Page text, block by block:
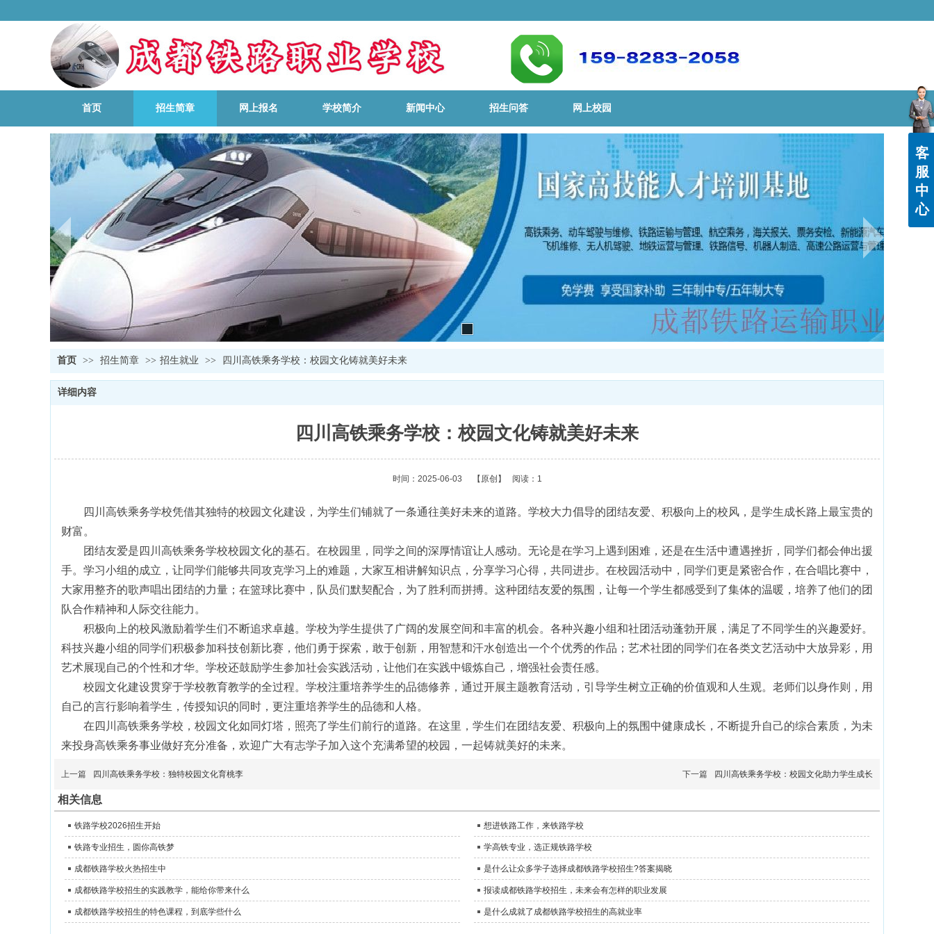
首页 招生简章 网上报名 学校简介 新闻中心 招生问答 网上校园
首页 >> 招生简章 >> 招生就业 >> 四川高铁乘务学校：校园文化铸就美好未来
详细内容
四川高铁乘务学校：校园文化铸就美好未来
时间：2025-06-03 【原创】 阅读：1
四川高铁乘务学校凭借其独特的校园文化建设，为学生们铺就了一条通往美好未来的道路。学校大力倡导的团结友爱、积极向上的校风，是学生成长路上最宝贵的
财富。
团结友爱是四川高铁乘务学校校园文化的基石。在校园里，同学之间的深厚情谊让人感动。无论是在学习上遇到困难，还是在生活中遭遇挫折，同学们都会伸出援
手。学习小组的成立，让同学们能够共同攻克学习上的难题，大家互相讲解知识点，分享学习心得，共同进步。在校园活动中，同学们更是紧密合作，在合唱比赛中，
大家用整齐的歌声唱出团结的力量；在篮球比赛中，队员们默契配合，为了胜利而拼搏。这种团结友爱的氛围，让每一个学生都感受到了集体的温暖，培养了他们的团
队合作精神和人际交往能力。
积极向上的校风激励着学生们不断追求卓越。学校为学生提供了广阔的发展空间和丰富的机会。各种兴趣小组和社团活动蓬勃开展，满足了不同学生的兴趣爱好。
科技兴趣小组的同学们积极参加科技创新比赛，他们勇于探索，敢于创新，用智慧和汗水创造出一个个优秀的作品；艺术社团的同学们在各类文艺活动中大放异彩，用
艺术展现自己的个性和才华。学校还鼓励学生参加社会实践活动，让他们在实践中锻炼自己，增强社会责任感。
校园文化建设贯穿于学校教育教学的全过程。学校注重培养学生的品德修养，通过开展主题教育活动，引导学生树立正确的价值观和人生观。老师们以身作则，用
自己的言行影响着学生，传授知识的同时，更注重培养学生的品德和人格。
在四川高铁乘务学校，校园文化如同灯塔，照亮了学生们前行的道路。在这里，学生们在团结友爱、积极向上的氛围中健康成长，不断提升自己的综合素质，为未
来投身高铁乘务事业做好充分准备，欢迎广大有志学子加入这个充满希望的校园，一起铸就美好的未来。
上一篇 四川高铁乘务学校：独特校园文化育桃李 下一篇 四川高铁乘务学校：校园文化助力学生成长
相关信息
铁路学校2026招生开始 想进铁路工作，来铁路学校
铁路专业招生，圆你高铁梦 学高铁专业，选正规铁路学校
成都铁路学校火热招生中 是什么让众多学子选择成都铁路学校招生?答案揭晓
成都铁路学校招生的实践教学，能给你带来什么 报读成都铁路学校招生，未来会有怎样的职业发展
成都铁路学校招生的特色课程，到底学些什么 是什么成就了成都铁路学校招生的高就业率
客
服
中
心